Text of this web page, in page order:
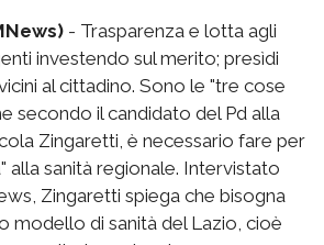
- Trasparenza e lotta agli
investendo sul merito; presìdi
al cittadino. Sono le "tre cose
secondo il candidato del Pd alla
Zingaretti, è necessario fare per
alla sanità regionale. Intervistato
Zingaretti spiega che bisogna
modello di sanità del Lazio, cioè